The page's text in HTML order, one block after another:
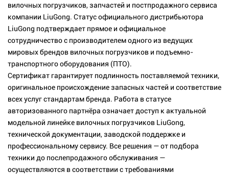
вилочных погрузчиков, запчастей и постпродажного сервиса
компании LiuGong. Статус официального дистрибьютора
LiuGong подтверждает прямое и официальное
сотрудничество с производителем одного из ведущих
мировых брендов вилочных погрузчиков и подъемно-
транспортного оборудования (ПТО).
Сертификат гарантирует подлинность поставляемой техники,
оригинальное происхождение запасных частей и соответствие
всех услуг стандартам бренда. Работа в статусе
авторизованного партнёра означает доступ к актуальной
модельной линейке вилочных погрузчиков LiuGong,
технической документации, заводской поддержке и
профессиональному сервису. Все решения — от подбора
техники до послепродажного обслуживания —
осуществляются в соответствии с требованиями